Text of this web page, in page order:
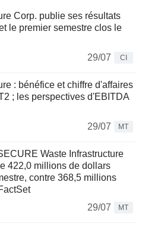
Corp. publie ses résultats
le premier semestre clos le
29/07
CI
: bénéfice et chiffre d'affaires
; les perspectives d'EBITDA
29/07
MT
Waste Infrastructure
422,0 millions de dollars
contre 368,5 millions
29/07
MT